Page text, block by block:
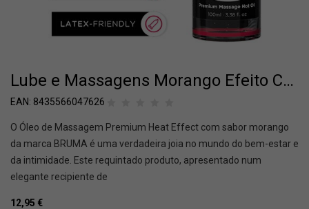
Lube e Massagens Morango Efeito Calor 3 em 1 – 100ml
EAN: 8435566047626
O Óleo de Massagem Premium Heat Effect com sabor morango
da marca BRUMA é uma verdadeira joia no mundo do bem-estar e
da intimidade. Este requintado produto, apresentado num
elegante recipiente de
12,95 €